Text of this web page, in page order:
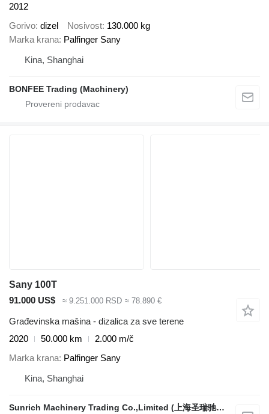
2012
Gorivo dizel Nosivost 130.000 kg
Marka krana Palfinger Sany
Kina, Shanghai
BONFEE Trading (Machinery)
Sany 100T
91.000 US$
≈ 9.251.000 RSD ≈ 78.890 €
Građevinska mašina - dizalica za sve terene
2020
50.000 km
2.000 m/č
Marka krana Palfinger Sany
Kina, Shanghai
Sunrich Machinery Trading Co.,Limited (上海圣瑞驰机械贸易有限公司)